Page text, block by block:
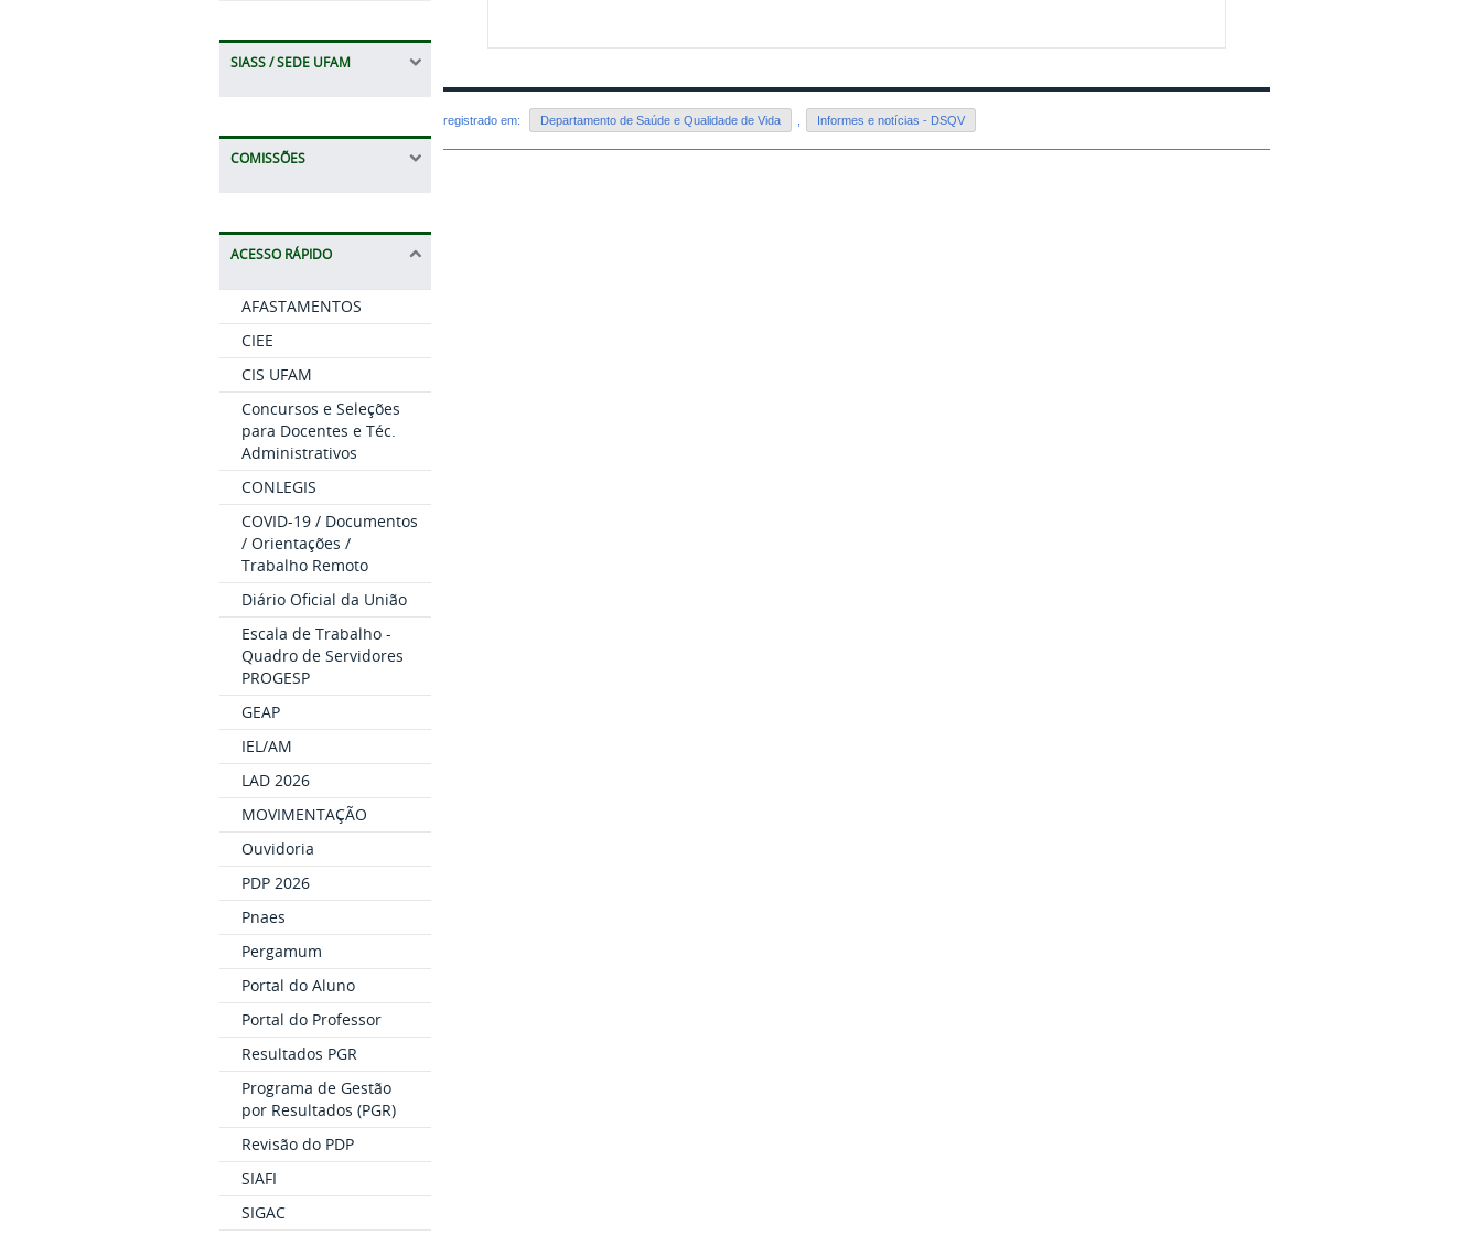
SIASS / SEDE UFAM
COMISSÕES
ACESSO RÁPIDO
AFASTAMENTOS
CIEE
CIS UFAM
Concursos e Seleções
para Docentes e Téc.
Administrativos
CONLEGIS
COVID-19 / Documentos
/ Orientações /
Trabalho Remoto
Diário Oficial da União
Escala de Trabalho -
Quadro de Servidores
PROGESP
GEAP
IEL/AM
LAD 2026
MOVIMENTAÇÃO
Ouvidoria
PDP 2026
Pnaes
Pergamum
Portal do Aluno
Portal do Professor
Resultados PGR
Programa de Gestão
por Resultados (PGR)
Revisão do PDP
SIAFI
SIGAC
registrado em: Departamento de Saúde e Qualidade de Vida Informes e notícias - DSQV